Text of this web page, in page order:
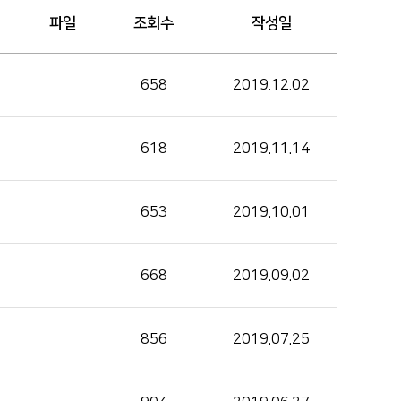
파일 조회수 작성일
658 2019.12.02
618 2019.11.14
653 2019.10.01
668 2019.09.02
856 2019.07.25